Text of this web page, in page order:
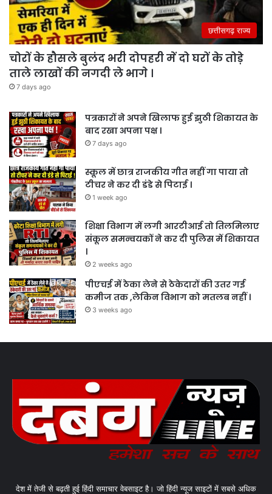
छत्तीसगढ़ राज्य
चोरों के हौसले बुलंद भरी दोपहरी में दो घरों के तोड़े
ताले लाखों की नगदी ले भागे ।
7 days ago
पत्रकारों ने अपने खिलाफ हुई झुठी शिकायत के
बाद रखा अपना पक्ष ।
7 days ago
स्कूल में छात्र राजकीय गीत नहीं गा पाया तो
टीचर ने कर दी डंडे से पिटाई ।
1 week ago
शिक्षा विभाग में लगी आरटीआई तो तिलमिलाए
संकूल समन्वयकों ने कर दी पुलिस में शिकायत
।
2 weeks ago
पीएचई में ठेका लेने से ठेकेदारों की उतर गई
कमीज तक ,लेकिन विभाग को मतलब नहीं ।
3 weeks ago
देश में तेजी से बढ़ती हुई हिंदी समाचार वेबसाइट है। जो हिंदी न्यूज साइटों में सबसे अधिक